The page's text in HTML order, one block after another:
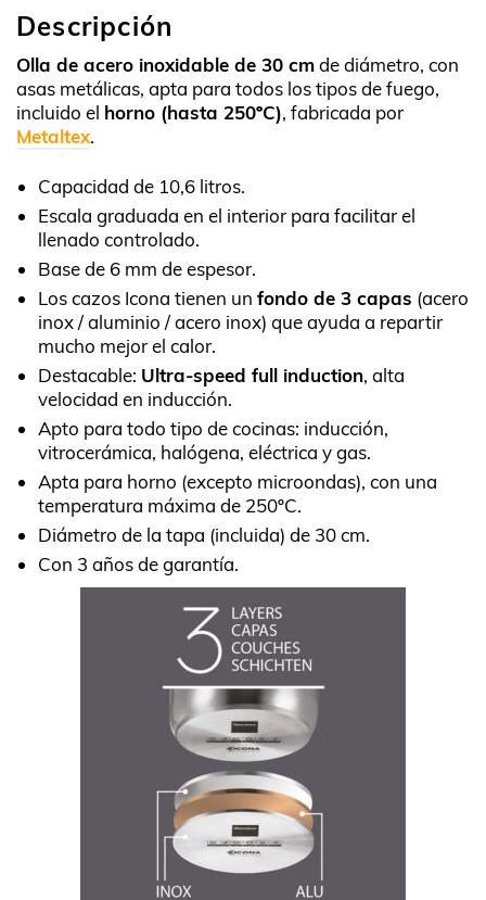
Descripción
Olla de acero inoxidable de 30 cmde diámetro, con
asas metálicas, apta para todos los tipos de fuego,
incluido el horno (hasta 250ºC), fabricada por
Metaltex.
Capacidad de 10,6 litros.
Escala graduada en el interior para facilitar el
llenado controlado.
Base de 6 mm de espesor.
Los cazos Icona tienen un fondo de 3 capas (acero
inox / aluminio / acero inox) que ayuda a repartir
mucho mejor el calor.
Destacable: Ultra-speed full induction, alta
velocidad en inducción.
Apto para todo tipo de cocinas: inducción,
vitrocerámica, halógena, eléctrica y gas.
Apta para horno (excepto microondas), con una
temperatura máxima de 250ºC.
Diámetro de la tapa (incluida) de 30 cm.
Con 3 años de garantía.